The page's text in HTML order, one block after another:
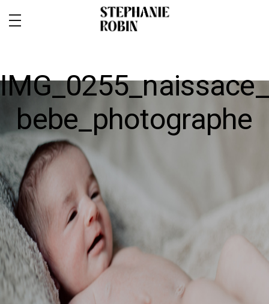
MARIAGE / FAMILLE / GROSSESSE
IMG_0255_naissace_
bebe_photographe